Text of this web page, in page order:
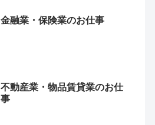
金融業・保険業のお仕事
不動産業・物品賃貸業のお仕
事